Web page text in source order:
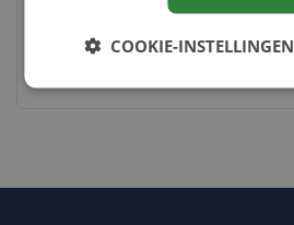
Utrecht COOKIE-INSTELLINGEN